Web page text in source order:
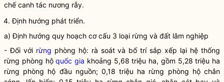
chế canh tác nương rẫy.
4. Định hướng phát triển.
a) Định hướng quy hoạch cơ cấu 3 loại rừng và đất lâm nghiệp
- Đối với rừng phòng hộ: rà soát và bố trí sắp xếp lại hệ thống
rừng phòng hộquốc gia khoảng 5,68 triệu ha, gồm 5,28 triệu ha
rừng phòng hộ đầu nguồn; 0,18 triệu ha rừng phòng hộ chắn